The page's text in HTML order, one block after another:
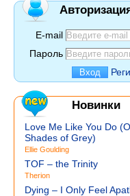
E-mail
Пароль
Новинки
Love Me Like You Do
Shades of Grey)
Ellie Goulding
TOF – the Trinity
Therion
Dying – I Only Feel